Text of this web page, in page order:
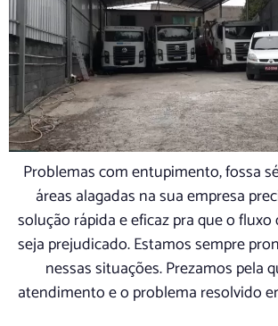
Problemas com entupimento, fossa
áreas alagadas na sua empresa
solução rápida e eficaz pra que o
seja prejudicado. Estamos sempre
nessas situações. Prezamos pela
atendimento e o problema resolvido